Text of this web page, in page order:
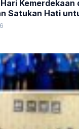
Kemerdekaan
Satukan Hati